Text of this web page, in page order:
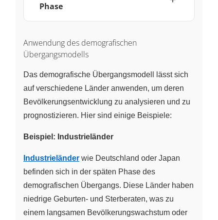
Phase
Anwendung des demografischen
Übergangsmodells
Das demografische Übergangsmodell lässt sich
auf verschiedene Länder anwenden, um deren
Bevölkerungsentwicklung zu analysieren und zu
prognostizieren. Hier sind einige Beispiele:
Beispiel: Industrieländer
Industrieländer wie Deutschland oder Japan
befinden sich in der späten Phase des
demografischen Übergangs. Diese Länder haben
niedrige Geburten- und Sterberaten, was zu
einem langsamen Bevölkerungswachstum oder